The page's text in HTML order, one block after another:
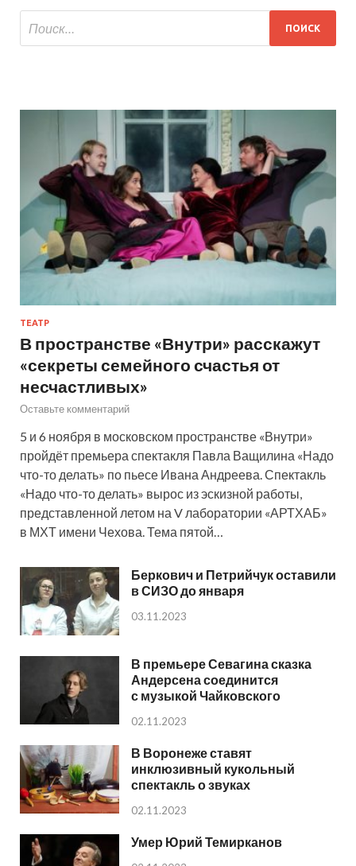
ТЕАТР
В пространстве «Внутри» расскажут
«секреты семейного счастья от
несчастливых»
Оставьте комментарий
5 и 6 ноября в московском пространстве «Внутри»
пройдёт премьера спектакля Павла Ващилина «Надо
что-то делать» по пьесе Ивана Андреева. Спектакль
«Надо что-то делать» вырос из эскизной работы,
представленной летом на V лаборатории «АРТХАБ»
в МХТ имени Чехова. Тема пятой…
Беркович и Петрийчук оставили
в СИЗО до января
03.11.2023
В премьере Севагина сказка
Андерсена соединится
с музыкой Чайковского
02.11.2023
В Воронеже ставят
инклюзивный кукольный
спектакль о звуках
02.11.2023
Умер Юрий Темирканов